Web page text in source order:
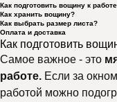
Как подготовить вощину к
Как хранить вощину?
Как выбрать размер листа?
Оплата и доставка
Как подготовить
Самое важное - это
работе. Если за
работой можно